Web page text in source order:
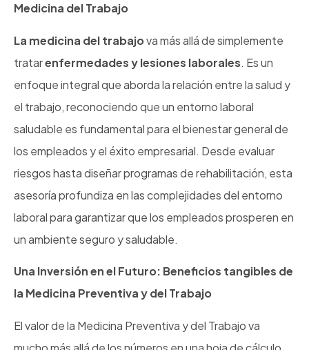
Medicina del Trabajo
La medicina del trabajova más allá de simplemente
tratarenfermedades y lesiones laborales. Es un
enfoque integral que aborda la relación entre la salud y
el trabajo, reconociendo que un entorno laboral
saludable es fundamental para el bienestar general de
los empleados y el éxito empresarial. Desde evaluar
riesgos hasta diseñar programas de rehabilitación, esta
asesoría profundiza en las complejidades del entorno
laboral para garantizar que los empleados prosperen en
un ambiente seguro y saludable.
Una Inversión en el Futuro: Beneficios tangibles de
la Medicina Preventiva y del Trabajo
El valor de la Medicina Preventiva y del Trabajo va